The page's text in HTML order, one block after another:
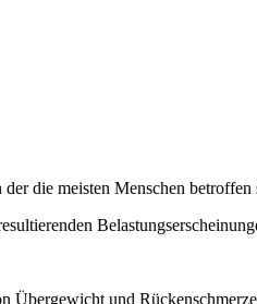
die meisten Menschen betroffen
Übergewicht und